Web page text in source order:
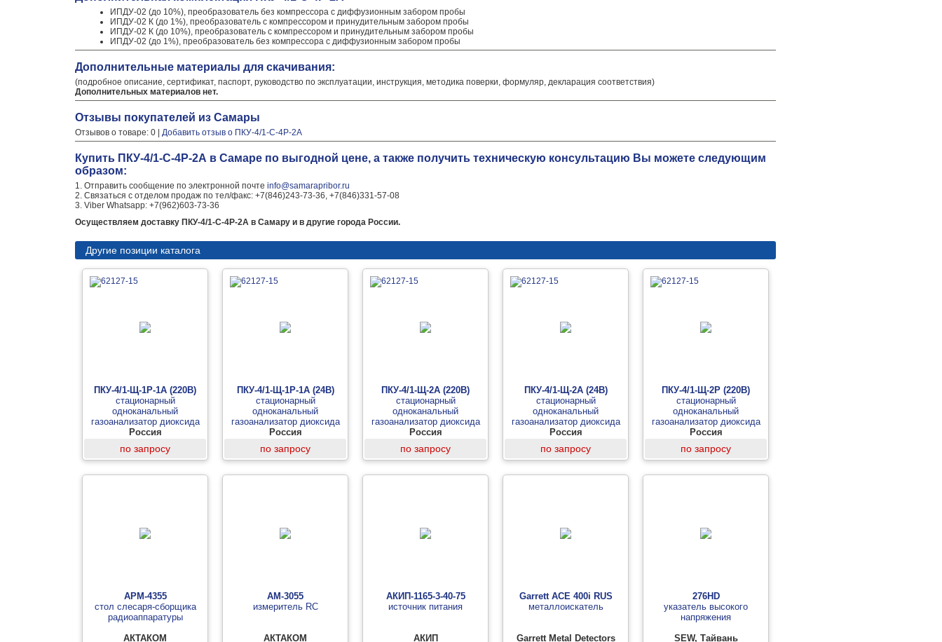
ИПДУ-02 (до 10%), преобразователь без компрессора с диффузионным забором пробы
ИПДУ-02 К (до 1%), преобразователь с компрессором и принудительным забором пробы
ИПДУ-02 К (до 10%), преобразователь с компрессором и принудительным забором пробы
ИПДУ-02 (до 1%), преобразователь без компрессора с диффузионным забором пробы
Дополнительные материалы для скачивания:
(подробное описание, сертификат, паспорт, руководство по эксплуатации, инструкция, методика поверки, формуляр, декларация соответствия)
Дополнительных материалов нет.
Отзывы покупателей из Самары
Отзывов о товаре: 0 | Добавить отзыв о ПКУ-4/1-С-4Р-2А
Купить ПКУ-4/1-С-4Р-2А в Самаре по выгодной цене, а также получить техническую консультацию Вы можете следующим
образом:
1. Отправить сообщение по электронной почте info@samarapribor.ru
2. Связаться с отделом продаж по тел/факс: +7(846)243-73-36, +7(846)331-57-08
3. Viber Whatsapp: +7(962)603-73-36
Осуществляем доставку ПКУ-4/1-С-4Р-2А в Самару и в другие города России.
Другие позиции каталога
ПКУ-4/1-Щ-1Р-1А (220В)
стационарный
одноканальный
газоанализатор диоксида
углерода (измерительный
выход)
Россия
по запросу
ПКУ-4/1-Щ-1Р-1А (24В)
стационарный
одноканальный
газоанализатор диоксида
углерода (измерительный
выход)
Россия
по запросу
ПКУ-4/1-Щ-2А (220В)
стационарный
одноканальный
газоанализатор диоксида
углерода (измерительный
Россия
по запросу
ПКУ-4/1-Щ-2А (24В)
стационарный
одноканальный
газоанализатор диоксида
углерода (измерительный
Россия
по запросу
ПКУ-4/1-Щ-2Р (220В)
стационарный
одноканальный
газоанализатор диоксида
углерода (измерительный
Россия
по запросу
АРМ-4355
стол слесаря-сборщика
радиоаппаратуры
АКТАКОМ
АМ-3055
измеритель RC
АКТАКОМ
АКИП-1165-3-40-75
источник питания
АКИП
Garrett ACE 400i RUS
металлоискатель
Garrett Metal Detectors
276HD
указатель высокого
напряжения
SEW, Тайвань